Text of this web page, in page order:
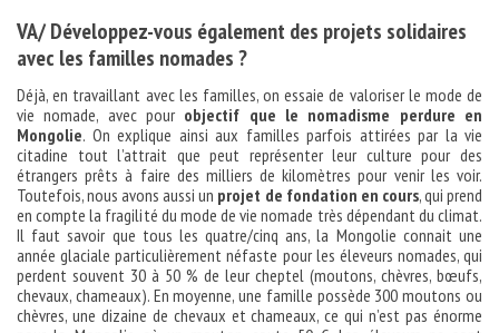
VA/ Développez-vous également des projets solidaires
avec les familles nomades ?
Déjà, en travaillant avec les familles, on essaie de valoriser le mode de
vie nomade, avec pour objectif que le nomadisme perdure en
Mongolie. On explique ainsi aux familles parfois attirées par la vie
citadine tout l’attrait que peut représenter leur culture pour des
étrangers prêts à faire des milliers de kilomètres pour venir les voir.
Toutefois, nous avons aussi un projet de fondation en cours, qui prend
en compte la fragilité du mode de vie nomade très dépendant du climat.
Il faut savoir que tous les quatre/cinq ans, la Mongolie connait une
année glaciale particulièrement néfaste pour les éleveurs nomades, qui
perdent souvent 30 à 50 % de leur cheptel (moutons, chèvres, bœufs,
chevaux, chameaux). En moyenne, une famille possède 300 moutons ou
chèvres, une dizaine de chevaux et chameaux, ce qui n’est pas énorme